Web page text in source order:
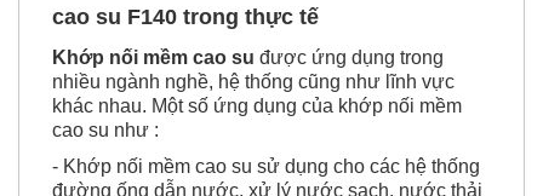
Khớp nối mềm cao suđược ứng dụng trong
nhiều ngành nghề, hệ thống cũng như lĩnh vực
khác nhau. Một số ứng dụng của khớp nối mềm
cao su như :
- Khớp nối mềm cao su sử dụng cho các hệ thống
đường ống dẫn nước, xử lý nước sạch, nước thải
tại các khu công nghiệp, khu dân cư, khu sinh hoạt